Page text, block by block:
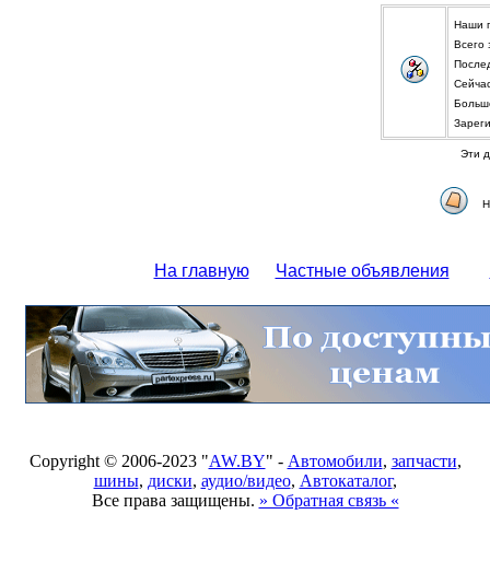
Наши
Всего
Эти
На главную Частные объявления
Copyright © 2006-2023 "AW.BY" - Автомобили, запчасти,
шины, диски, аудио/видео, Автокаталог,
Все права защищены. » Обратная связь «